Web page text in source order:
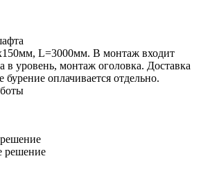
L=3000мм. В монтаж входит
в уровень, монтаж оголовка. Доставка
оплачивается отдельно.
решение